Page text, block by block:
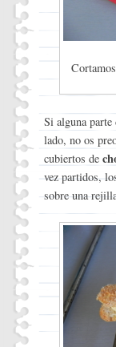
Si alguna
lado, no os
cubiertos de
vez partidos,
sobre una